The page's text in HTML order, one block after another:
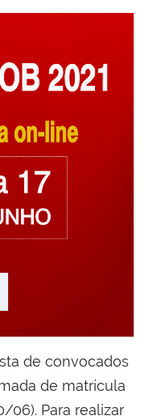
de convocados
de matrícula
06). Para realizar